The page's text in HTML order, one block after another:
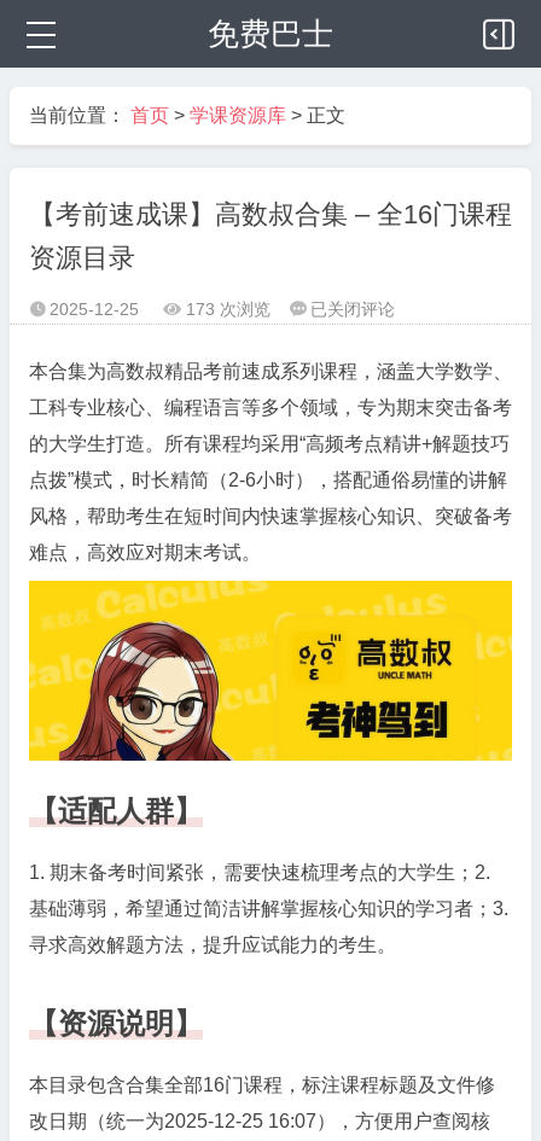
免费巴士
当前位置： 首页 > 学课资源库 > 正文
【考前速成课】高数叔合集 – 全16门课程
资源目录
 2025-12-25  173 次浏览  【考
速
成
高
数
叔
16
门
课
程
已关闭评论
本合集为高数叔精品考前速成系列课程，涵盖大学数学、
工科专业核心、编程语言等多个领域，专为期末突击备考
的大学生打造。所有课程均采用“高频考点精讲+解题技巧
点拨”模式，时长精简（2-6小时），搭配通俗易懂的讲解
风格，帮助考生在短时间内快速掌握核心知识、突破备考
难点，高效应对期末考试。
【适配人群】
1. 期末备考时间紧张，需要快速梳理考点的大学生；2.
基础薄弱，希望通过简洁讲解掌握核心知识的学习者；3.
寻求高效解题方法，提升应试能力的考生。
【资源说明】
本目录包含合集全部16门课程，标注课程标题及文件修
改日期（统一为2025-12-25 16:07），方便用户查阅核